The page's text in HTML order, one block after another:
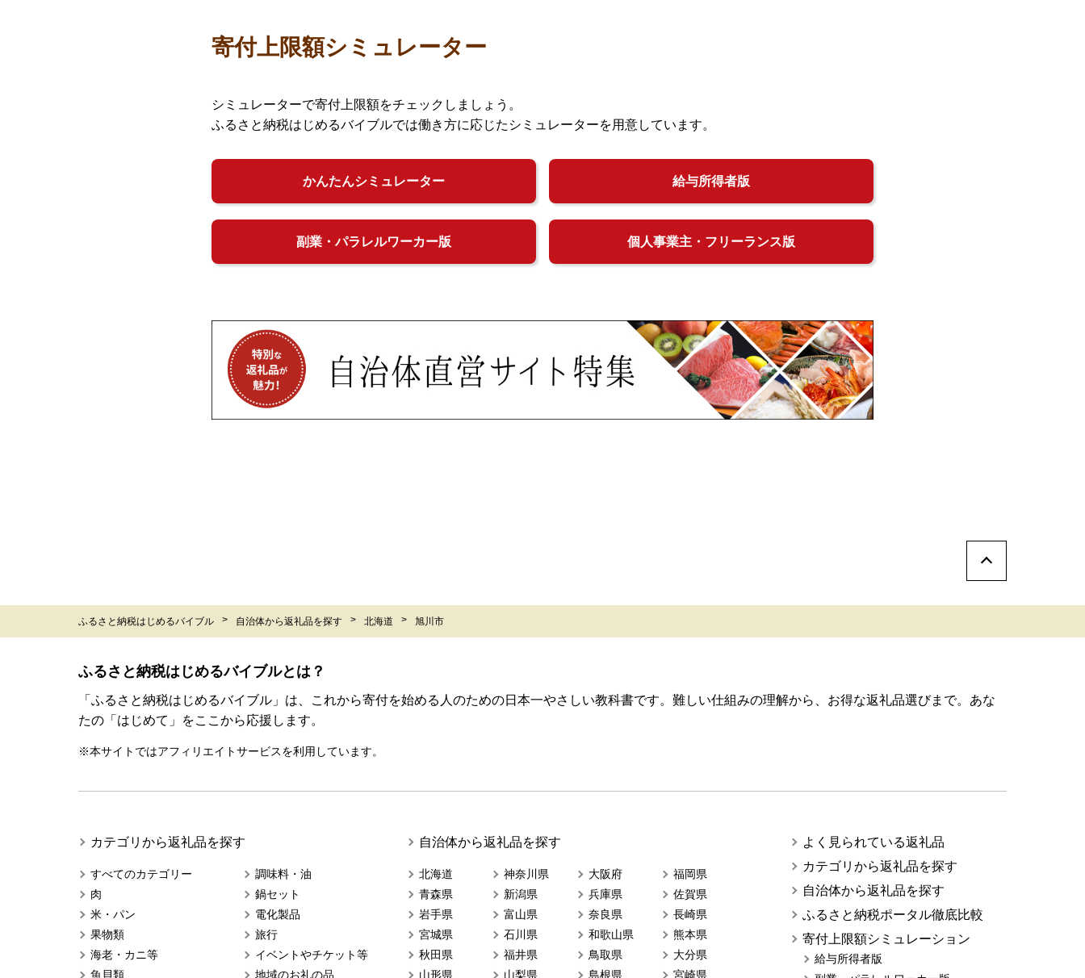
寄付上限額シミュレーター
シミュレーターで寄付上限額をチェックしましょう。
ふるさと納税はじめるバイブルでは働き方に応じたシミュレーターを用意しています。
かんたんシミュレーター 給与所得者版
副業・パラレルワーカー版 個人事業主・フリーランス版
ふるさと納税はじめるバイブル 自治体から返礼品を探す 北海道 旭川市
ふるさと納税はじめるバイブルとは？
「ふるさと納税はじめるバイブル」は、これから寄付を始める人のための日本一やさしい教科書です。難しい仕組みの理解から、お得な返礼品選びまで。あな
たの「はじめて」をここから応援します。
※本サイトではアフィリエイトサービスを利用しています。
カテゴリから返礼品を探す
すべてのカテゴリー
肉
米・パン
果物類
海老・カニ等
魚貝類
調味料・油
鍋セット
電化製品
旅行
イベントやチケット等
地域のお礼の品
自治体から返礼品を探す
北海道
青森県
岩手県
宮城県
秋田県
山形県
神奈川県
新潟県
富山県
石川県
福井県
山梨県
大阪府
兵庫県
奈良県
和歌山県
鳥取県
島根県
福岡県
佐賀県
長崎県
熊本県
大分県
宮崎県
よく見られている返礼品
カテゴリから返礼品を探す
自治体から返礼品を探す
ふるさと納税ポータル徹底比較
寄付上限額シミュレーション
給与所得者版